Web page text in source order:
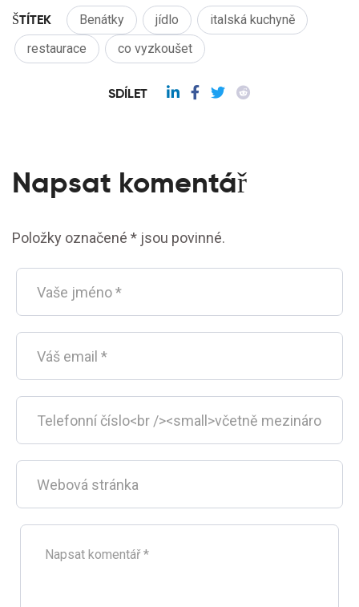
ŠTÍTEK Benátky jídlo
italská kuchyně
restaurace
co vyzkoušet
SDÍLET
Napsat komentář
Položky označené * jsou povinné.